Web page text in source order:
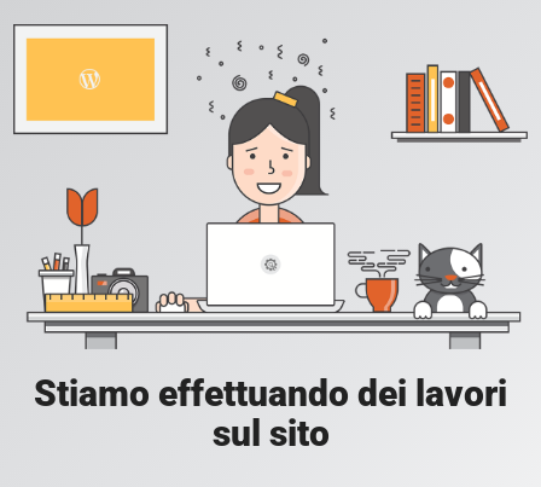
Stiamo effettuando dei lavori
sul sito